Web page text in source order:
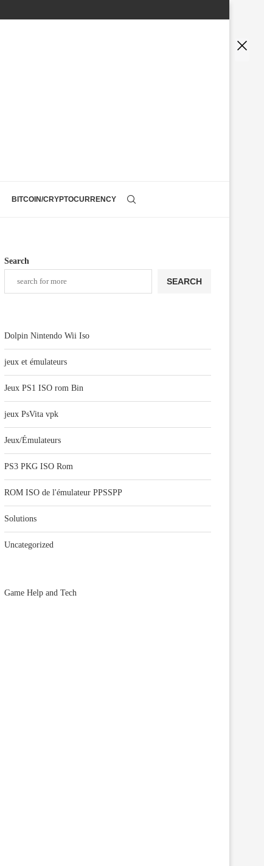
BITCOIN/CRYPTOCURRENCY
Search
SEARCH
Dolpin Nintendo Wii Iso
jeux et émulateurs
Jeux PS1 ISO rom Bin
jeux PsVita vpk
Jeux/Émulateurs
PS3 PKG ISO Rom
ROM ISO de l'émulateur PPSSPP
Solutions
Uncategorized
Game Help and Tech